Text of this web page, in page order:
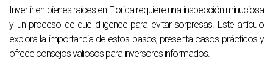
Invertir en bienes raíces en Florida requiere una inspección minuciosa
y un proceso de due diligence para evitar sorpresas. Este artículo
explora la importancia de estos pasos, presenta casos prácticos y
ofrece consejos valiosos para inversores informados.